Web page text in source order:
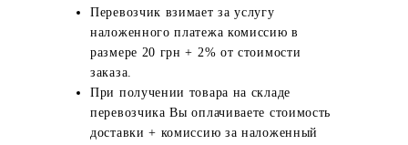
Перевозчик взимает за услугу
наложенного платежа комиссию в
размере 20 грн + 2% от стоимости
заказа.
При получении товара на складе
перевозчика Вы оплачиваете стоимость
доставки + комиссию за наложенный